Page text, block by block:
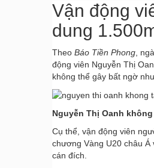
Vận động
dung
Theo Báo Tiền Phong ,
động viên Nguyễn Thị
không thể gây bất ngờ
Nguyễn Thị Oanh
Cụ thể, vận động viên
chương Vàng U20 châu
cán đích.